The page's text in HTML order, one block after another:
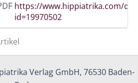
https://www.hippiatrika.com/
id=19970502
Verlag GmbH, 76530 Baden-